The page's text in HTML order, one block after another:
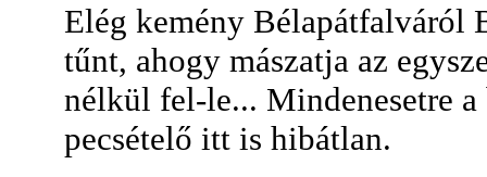
Elég kemény Bélapátfalváról
tűnt, ahogy mászatja az
nélkül fel-le... Mindenesetre
pecsételő itt is hibátlan.